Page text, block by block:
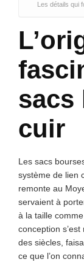
Les détails qui
sacs
cuir
Les sacs
système de lien
remonte au
servaient à
à la taille
conception
des siècles,
ce que l’on